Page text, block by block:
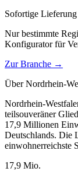
Sofortige
Nur bestimmte
Konfigurator für
Zur Branche →
ÜberNordrhein-
Nordrhein-
teilsouveräner
17,9 Millionen
Deutschlands. Die
einwohnerreichste
17,9 Mio.